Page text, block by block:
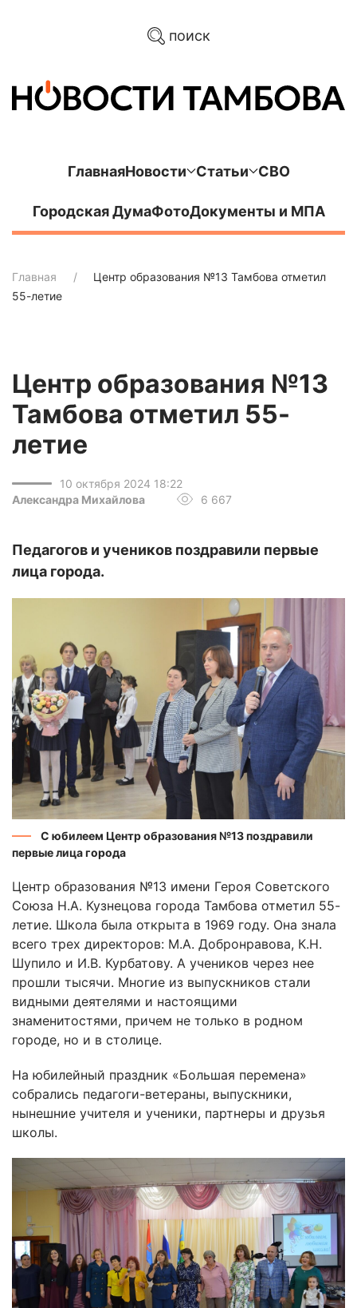
поиск
ГлавнаяНовости Статьи СВО
Городская ДумаФотоДокументы и МПА
Главная
Центр образования №13 Тамбова отметил
55-летие
Центр образования №13
Тамбова отметил 55-
летие
10 октября 2024 18:22
Александра Михайлова
6 667
Педагогов и учеников поздравили первые
лица города.
С юбилеем Центр образования №13 поздравили
первые лица города
Центр образования №13 имени Героя Советского
Союза Н.А. Кузнецова города Тамбова отметил 55-
летие. Школа была открыта в 1969 году. Она знала
всего трех директоров: М.А. Добронравова, К.Н.
Шупило и И.В. Курбатову. А учеников через нее
прошли тысячи. Многие из выпускников стали
видными деятелями и настоящими
знаменитостями, причем не только в родном
городе, но и в столице.
На юбилейный праздник «Большая перемена»
собрались педагоги-ветераны, выпускники,
нынешние учителя и ученики, партнеры и друзья
школы.